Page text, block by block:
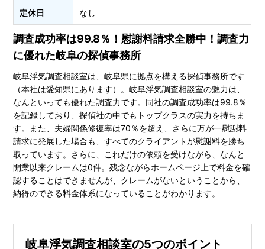
定休日 なし
調査成功率は99.8％！慰謝料請求全勝中！調査力
に優れた岐阜の探偵事務所
岐阜浮気調査相談室は、岐阜県に拠点を構える探偵事務所です
（本社は愛知県にあります）。岐阜浮気調査相談室の魅力は、
なんといっても優れた調査力です。同社の調査成功率は99.8％
を記録しており、探偵社の中でもトップクラスの実力を持ちま
す。また、夫婦関係修復率は70％を超え、さらに万が一慰謝料
請求に発展した場合も、すべてのクライアントが慰謝料を勝ち
取っています。さらに、これだけの依頼を受けながら、なんと
開業以来クレームは0件。残念ながらホームページ上で料金を確
認することはできませんが、クレームがないということから、
納得のできる料金体系になっていることがわかります。
岐阜浮気調査相談室の5つのポイント